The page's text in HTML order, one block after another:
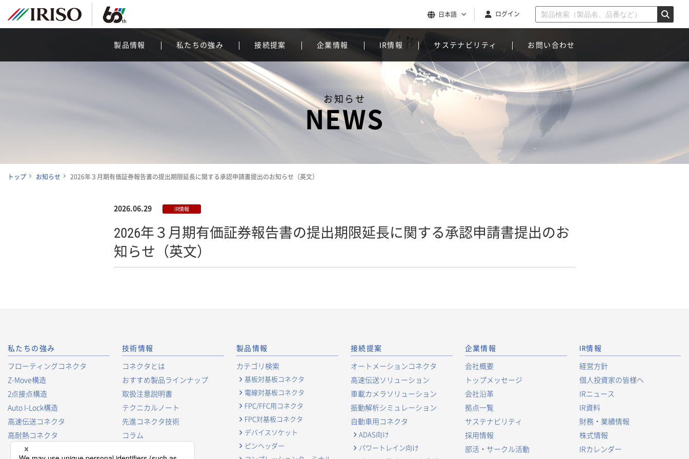
日本語 ログイン
製品情報 私たちの強み 接続提案 企業情報 IR情報 サステナビリティ お問い合わせ
お知らせ
NEWS
トップ お知らせ 2026年３月期有価証券報告書の提出期限延長に関する承認申請書提出のお知らせ（英文）
2026.06.29 IR情報
2026年３月期有価証券報告書の提出期限延長に関する承認申請書提出のお
知らせ（英文）
私たちの強み
フローティングコネクタ
Z-Move構造
2点接点構造
Auto I-Lock構造
高速伝送コネクタ
高耐熱コネクタ
技術情報
コネクタとは
おすすめ製品ラインナップ
取扱注意説明書
テクニカルノート
先進コネクタ技術
コラム
製品情報
カテゴリ検索
基板対基板コネクタ
電線対基板コネクタ
FPC/FFC用コネクタ
FPC対基板コネクタ
デバイスソケット
ピンヘッダー
接続提案
オートメーションコネクタ
高速伝送ソリューション
車載カメラソリューション
振動解析シミュレーション
自動車用コネクタ
ADAS向け
パワートレイン向け
企業情報
会社概要
トップメッセージ
会社沿革
拠点一覧
サステナビリティ
採用情報
部活・サークル活動
IR情報
経営方針
個人投資家の皆様へ
IRニュース
IR資料
財務・業績情報
株式情報
IRカレンダー